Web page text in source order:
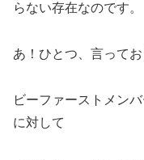
らない存在なのです。
あ！ひとつ、言ってお
ビーファーストメン
に対して